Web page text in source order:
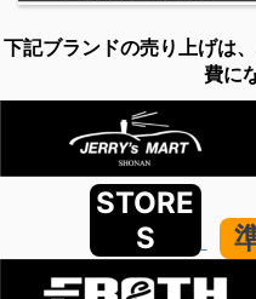
下記ブランドの売り上げは
費に
STORE
S